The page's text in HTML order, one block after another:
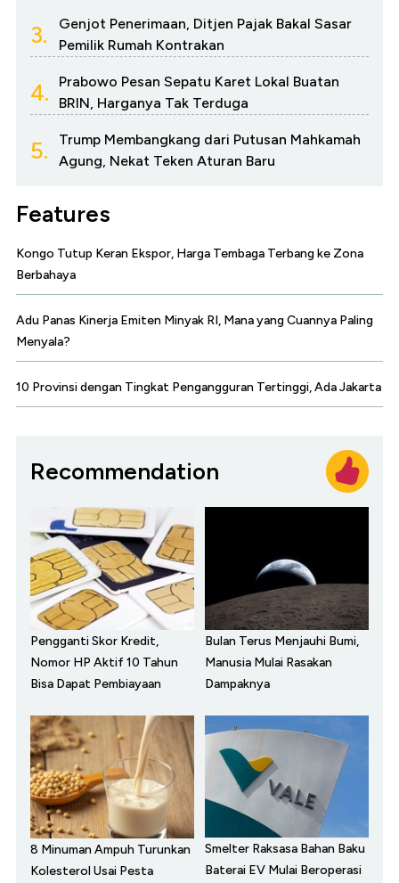
3.
Genjot Penerimaan, Ditjen Pajak Bakal Sasar
Pemilik Rumah Kontrakan
4.
Prabowo Pesan Sepatu Karet Lokal Buatan
BRIN, Harganya Tak Terduga
5.
Trump Membangkang dari Putusan Mahkamah
Agung, Nekat Teken Aturan Baru
Features
Kongo Tutup Keran Ekspor, Harga Tembaga Terbang ke Zona
Berbahaya
Adu Panas Kinerja Emiten Minyak RI, Mana yang Cuannya Paling
Menyala?
10 Provinsi dengan Tingkat Pengangguran Tertinggi, Ada Jakarta
Recommendation
Pengganti Skor Kredit,
Nomor HP Aktif 10 Tahun
Bisa Dapat Pembiayaan
Bulan Terus Menjauhi Bumi,
Manusia Mulai Rasakan
Dampaknya
8 Minuman Ampuh Turunkan
Kolesterol Usai Pesta
Smelter Raksasa Bahan Baku
Baterai EV Mulai Beroperasi